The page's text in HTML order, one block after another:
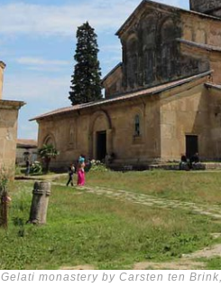
Gelati monastery by Carsten ten